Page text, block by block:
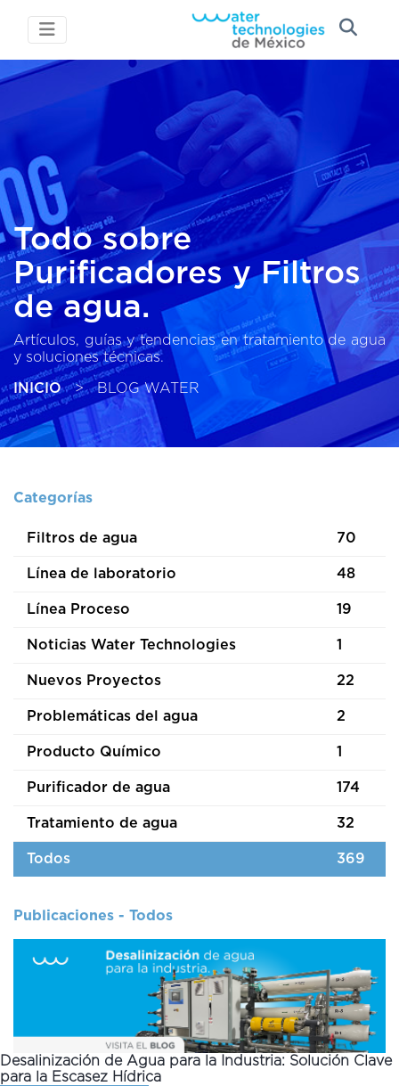
Todo sobre
Purificadores y Filtros
de agua.
Artículos, guías y tendencias en tratamiento de agua
y soluciones técnicas.
INICIO > BLOG WATER
Categorías
Filtros de agua 70
Línea de laboratorio 48
Línea Proceso 19
Noticias Water Technologies 1
Nuevos Proyectos 22
Problemáticas del agua 2
Producto Químico 1
Purificador de agua 174
Tratamiento de agua 32
Todos 369
Publicaciones - Todos
Desalinización de Agua para la Industria: Solución Clave
para la Escasez Hídrica